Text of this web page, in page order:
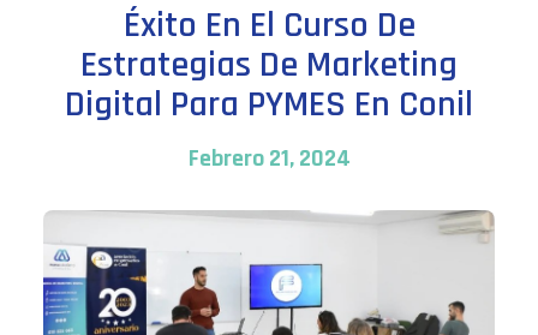
Éxito En El Curso De
Estrategias De Marketing
Digital Para PYMES En Conil
Febrero 21, 2024